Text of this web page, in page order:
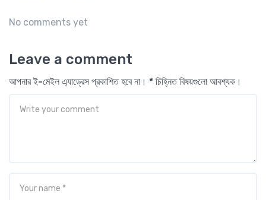
No comments yet
Leave a comment
আপনার ই-মেইল এ্যাড্রেস প্রকাশিত হবে না। * চিহ্নিত বিষয়গুলো আবশ্যক।